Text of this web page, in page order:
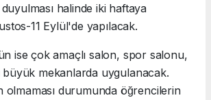
duyulması halinde iki haftaya
11 Eylül'de yapılacak.
ise çok amaçlı salon, spor salonu,
mekanlarda uygulanacak.
olmaması durumunda öğrencilerin